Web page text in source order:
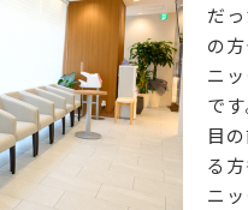
だ
の
ニ
で
目
る
ニ